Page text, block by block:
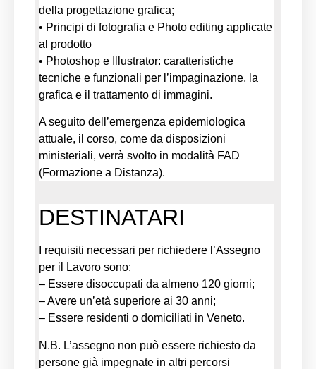
della progettazione grafica;
• Principi di fotografia e Photo editing applicate
al prodotto
• Photoshop e Illustrator: caratteristiche
tecniche e funzionali per l’impaginazione, la
grafica e il trattamento di immagini.
A seguito dell’emergenza epidemiologica
attuale, il corso, come da disposizioni
ministeriali, verrà svolto in modalità FAD
(Formazione a Distanza).
DESTINATARI
I requisiti necessari per richiedere l’Assegno
per il Lavoro sono:
– Essere disoccupati da almeno 120 giorni;
– Avere un’età superiore ai 30 anni;
– Essere residenti o domiciliati in Veneto.
N.B. L’assegno non può essere richiesto da
persone già impegnate in altri percorsi